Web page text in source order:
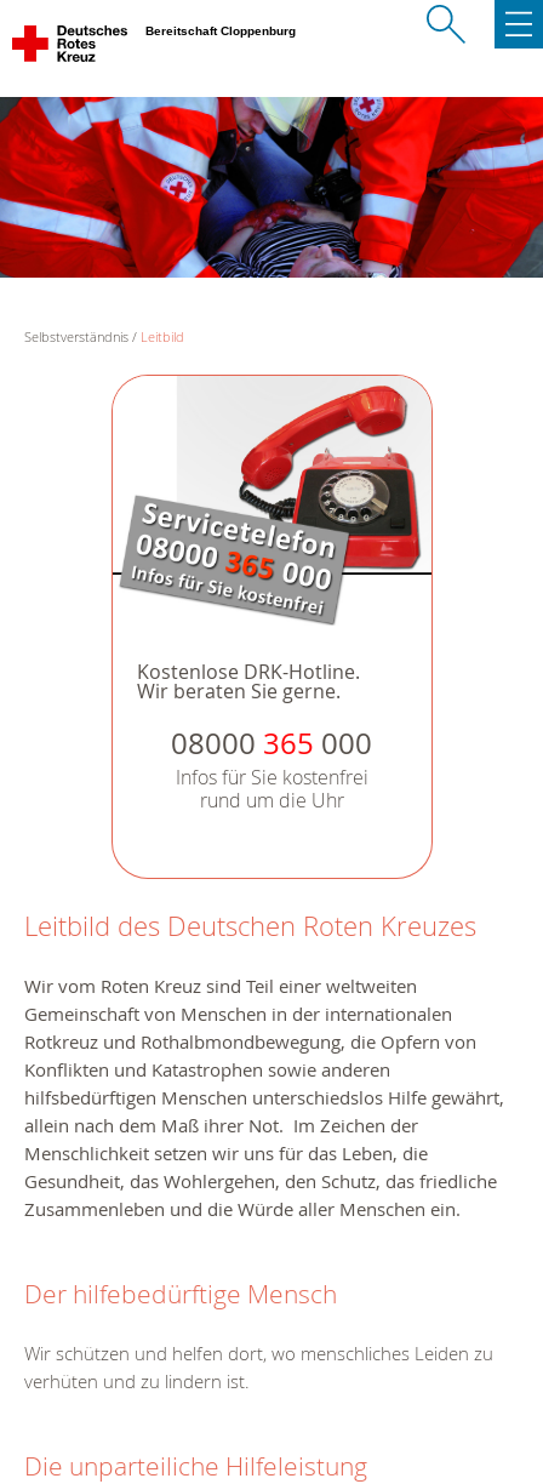
Bereitschaft Cloppenburg
Selbstverständnis Leitbild
Kostenlose DRK-Hotline.
Wir beraten Sie gerne.
08000 365 000
Infos für Sie kostenfrei
rund um die Uhr
Leitbild des Deutschen Roten Kreuzes
Wir vom Roten Kreuz sind Teil einer weltweiten
Gemeinschaft von Menschen in der internationalen
Rotkreuz und Rothalbmondbewegung, die Opfern von
Konflikten und Katastrophen sowie anderen
hilfsbedürftigen Menschen unterschiedslos Hilfe gewährt,
allein nach dem Maß ihrer Not. Im Zeichen der
Menschlichkeit setzen wir uns für das Leben, die
Gesundheit, das Wohlergehen, den Schutz, das friedliche
Zusammenleben und die Würde aller Menschen ein.
Der hilfebedürftige Mensch
Wir schützen und helfen dort, wo menschliches Leiden zu
verhüten und zu lindern ist.
Die unparteiliche Hilfeleistung